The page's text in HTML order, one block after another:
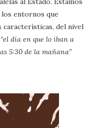
los entornos que
características, del nivel
“el día en que lo iban a
5:30 de la mañana”